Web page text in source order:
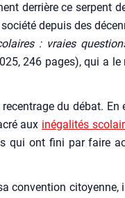
der­rière ce ser­pent
depuis des
: vraies
246 pages), qui a le
du débat.
aux inéga­li­tés
qui ont fini par faire
conven­tion